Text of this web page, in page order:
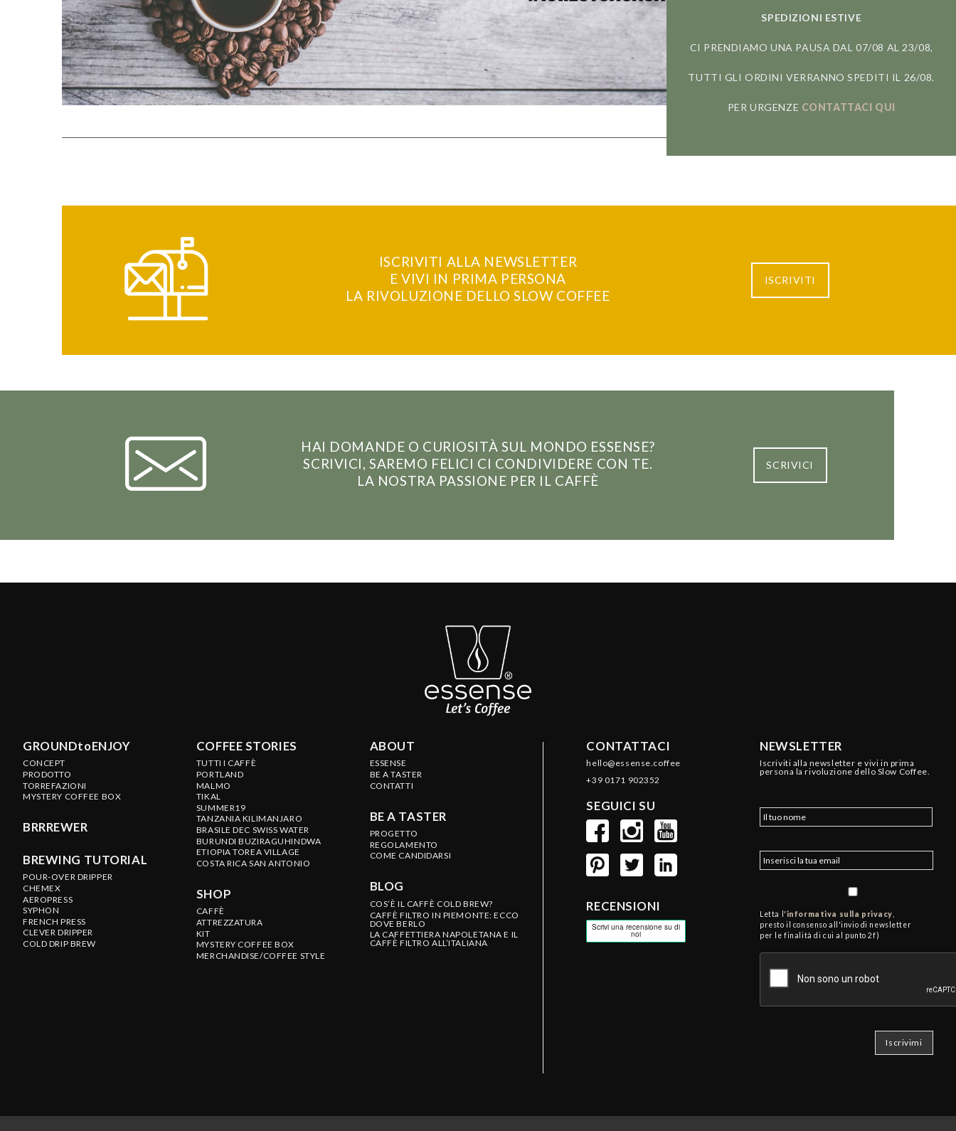
ISCRIVITI ALLA NEWSLETTER
E VIVI IN PRIMA PERSONA
LA RIVOLUZIONE DELLO SLOW COFFEE
ISCRIVITI
HAI DOMANDE O CURIOSITÀ SUL MONDO ESSENSE?
SCRIVICI, SAREMO FELICI CI CONDIVIDERE CON TE.
LA NOSTRA PASSIONE PER IL CAFFÈ
SCRIVICI
GROUNDtoENJOY
CONCEPT
PRODOTTO
TORREFAZIONI
MYSTERY COFFEE BOX
BRRREWER
BREWING TUTORIAL
POUR-OVER DRIPPER
CHEMEX
AEROPRESS
SYPHON
FRENCH PRESS
CLEVER DRIPPER
COLD DRIP BREW
COFFEE STORIES
TUTTI I CAFFÈ
PORTLAND
MALMO
TIKAL
SUMMER19
TANZANIA KILIMANJARO
BRASILE DEC SWISS WATER
BURUNDI BUZIRAGUHINDWA
ETIOPIA TOREA VILLAGE
COSTA RICA SAN ANTONIO
SHOP
CAFFÈ
ATTREZZATURA
KIT
MYSTERY COFFEE BOX
MERCHANDISE/COFFEE STYLE
ABOUT
ESSENSE
BE A TASTER
CONTATTI
BE A TASTER
PROGETTO
REGOLAMENTO
COME CANDIDARSI
BLOG
COS’È IL CAFFÈ COLD BREW?
CAFFÈ FILTRO IN PIEMONTE: ECCO
DOVE BERLO
LA CAFFETTIERA NAPOLETANA E IL
CAFFÈ FILTRO ALL’ITALIANA
CONTATTACI
hello@essense.coffee
+39 0171 902352
SEGUICI SU
RECENSIONI
NEWSLETTER
Iscriviti alla newsletter e vivi in prima
persona la rivoluzione dello Slow Coffee.
Letta l'informativa sulla privacy,
presto il consenso all'invio di newsletter
per le finalità di cui al punto 2f)
SPEDIZIONI ESTIVE
CI PRENDIAMO UNA PAUSA DAL 07/08 AL 23/08,
TUTTI GLI ORDINI VERRANNO SPEDITI IL 26/08.
PER URGENZE CONTATTACI QUI